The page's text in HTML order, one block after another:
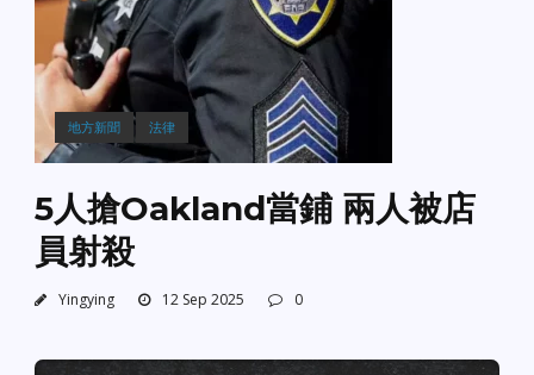
地方新聞 法律
5人搶Oakland當鋪 兩人被店
員射殺
Yingying 12 Sep 2025 0